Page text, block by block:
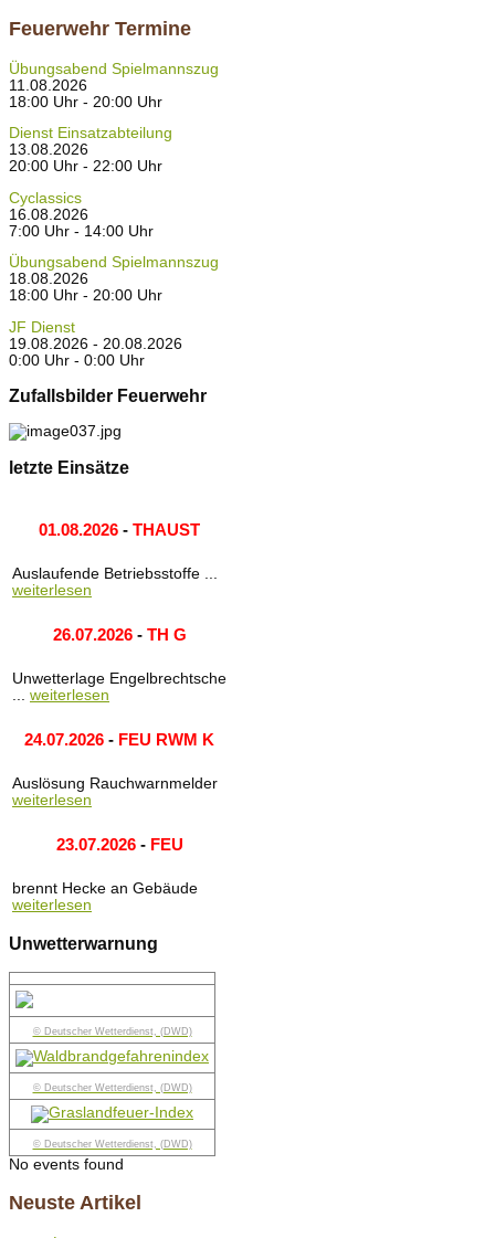
Feuerwehr Termine
Übungsabend Spielmannszug
11.08.2026
18:00 Uhr - 20:00 Uhr
Dienst Einsatzabteilung
13.08.2026
20:00 Uhr - 22:00 Uhr
Cyclassics
16.08.2026
7:00 Uhr - 14:00 Uhr
Übungsabend Spielmannszug
18.08.2026
18:00 Uhr - 20:00 Uhr
JF Dienst
19.08.2026 - 20.08.2026
0:00 Uhr - 0:00 Uhr
Zufallsbilder Feuerwehr
letzte Einsätze
01.08.2026 - THAUST
Auslaufende Betriebsstoffe ...
weiterlesen
26.07.2026- TH G
Unwetterlage Engelbrechtsche
... weiterlesen
24.07.2026 - FEU RWM K
Auslösung Rauchwarnmelder
weiterlesen
23.07.2026- FEU
brennt Hecke an Gebäude
weiterlesen
Unwetterwarnung
© Deutscher Wetterdienst, (DWD)
© Deutscher Wetterdienst, (DWD)
© Deutscher Wetterdienst, (DWD)
No events found
Neuste Artikel